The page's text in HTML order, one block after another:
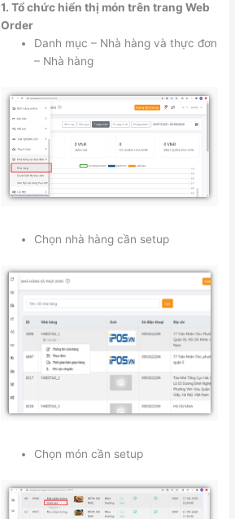
1. Tổ chức hiển thị món trên trang Web
Order
Danh mục – Nhà hàng và thực đơn
– Nhà hàng
Chọn nhà hàng cần setup
Chọn món cần setup